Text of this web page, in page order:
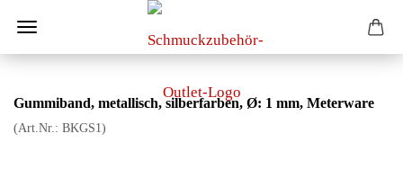
Gummiband, metallisch, silberfarben, Ø: 1 mm, Meterware
(Art.Nr.: BKGS1)